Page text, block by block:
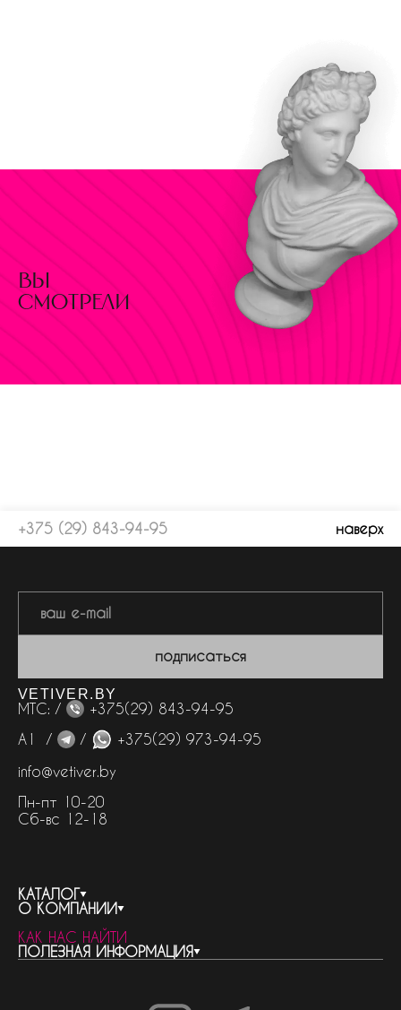
вы
смотрели
+375 (29) 843-94-95 наверх
подписаться
VETIVER.BY
МТС: /
+375(29) 843-94-95
А1 /
/
+375(29) 973-94-95
info@vetiver.by
Пн-пт 10-20
Сб-вс 12-18
КАТАЛОГ
весь каталог
бренды
женская парфюмерия
мужская парфюмерия
О КОМПАНИИ
контакты
о компании
доставка и оплата
КАК НАС НАЙТИ
ПОЛЕЗНАЯ ИНФОРМАЦИЯ
как совершить покупку